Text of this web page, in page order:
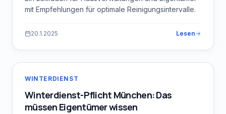
mit Empfehlungen für optimale Reinigungsintervalle.
20.1.2025 Lesen
WINTERDIENST
Winterdienst-Pflicht München: Das
müssen Eigentümer wissen